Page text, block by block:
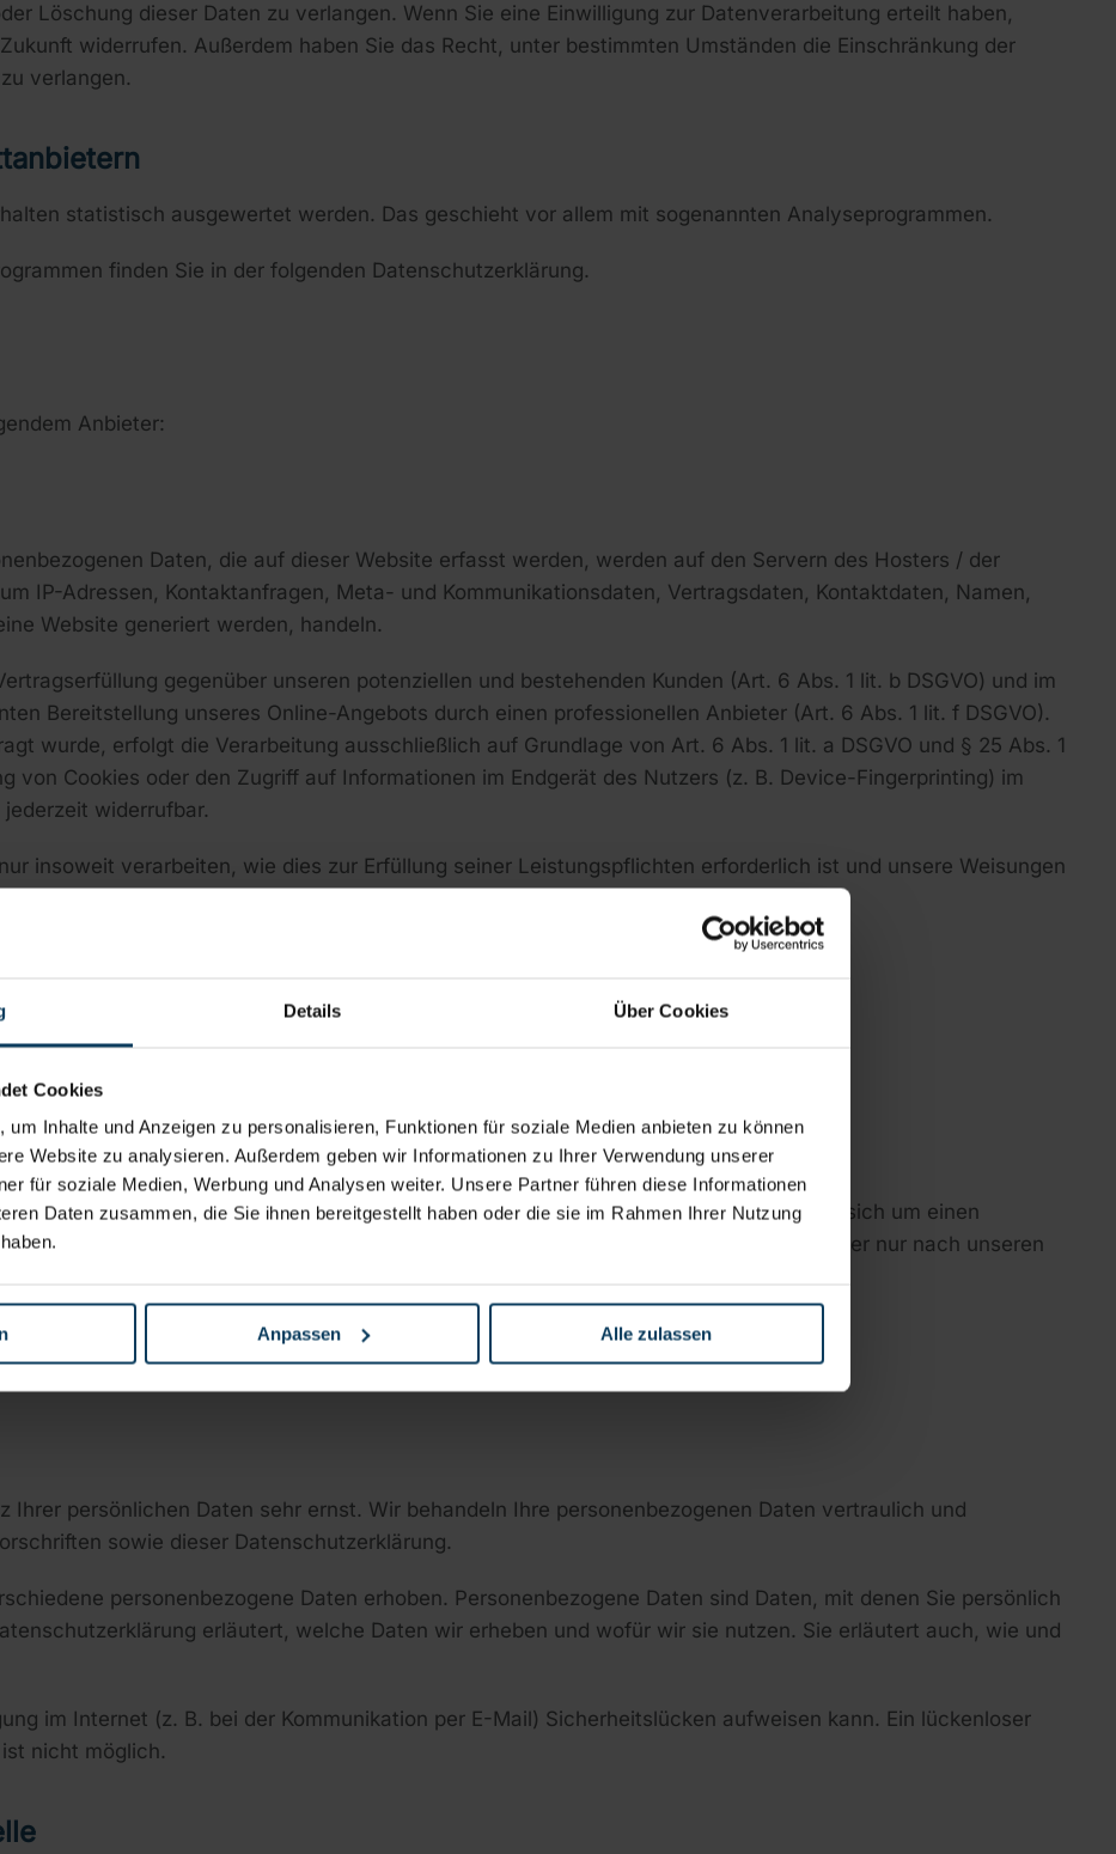
Details Über Cookies
Cookies
um Inhalte und Anzeigen zu personalisieren, Funktionen für soziale Medien anbieten zu können
Website zu analysieren. Außerdem geben wir Informationen zu Ihrer Verwendung unserer
für soziale Medien, Werbung und Analysen weiter. Unsere Partner führen diese Informationen
Daten zusammen, die Sie ihnen bereitgestellt haben oder die sie im Rahmen Ihrer Nutzung
Anpassen Alle zulassen
Löschung dieser Daten zu verlangen. Wenn Sie eine Einwilligung zur Datenverarbeitung erteilt haben,
widerrufen. Außerdem haben Sie das Recht, unter bestimmten Umständen die Einschränkung der
verlangen.
statistisch ausgewertet werden. Das geschieht vor allem mit sogenannten Analyseprogrammen.
finden Sie in der folgenden Datenschutzerklärung.
Anbieter:
Daten, die auf dieser Website erfasst werden, werden auf den Servern des Hosters / der
IP-Adressen, Kontaktanfragen, Meta- und Kommunikationsdaten, Vertragsdaten, Kontaktdaten, Namen,
Website generiert werden, handeln.
gegenüber unseren potenziellen und bestehenden Kunden (Art. 6 Abs. 1 lit. b DSGVO) und im
Bereitstellung unseres Online-Angebots durch einen professionellen Anbieter (Art. 6 Abs. 1 lit. f DSGVO).
wurde, erfolgt die Verarbeitung ausschließlich auf Grundlage von Art. 6 Abs. 1 lit. a DSGVO und § 25 Abs. 1
von Cookies oder den Zugriff auf Informationen im Endgerät des Nutzers (z. B. Device-Fingerprinting) im
widerrufbar.
insoweit verarbeiten, wie dies zur Erfüllung seiner Leistungspflichten erforderlich ist und unsere Weisungen
(AVV) zur Nutzung des oben genannten Dienstes geschlossen. Hierbei handelt es sich um einen
der gewährleistet, dass dieser die personenbezogenen Daten unserer Websitebesucher nur nach unseren
und Pflicht­informationen
Ihrer persönlichen Daten sehr ernst. Wir behandeln Ihre personenbezogenen Daten vertraulich und
sowie dieser Datenschutzerklärung.
personenbezogene Daten erhoben. Personenbezogene Daten sind Daten, mit denen Sie persönlich
erläutert, welche Daten wir erheben und wofür wir sie nutzen. Sie erläutert auch, wie und
im Internet (z. B. bei der Kommunikation per E-Mail) Sicherheitslücken aufweisen kann. Ein lückenloser
nicht möglich.